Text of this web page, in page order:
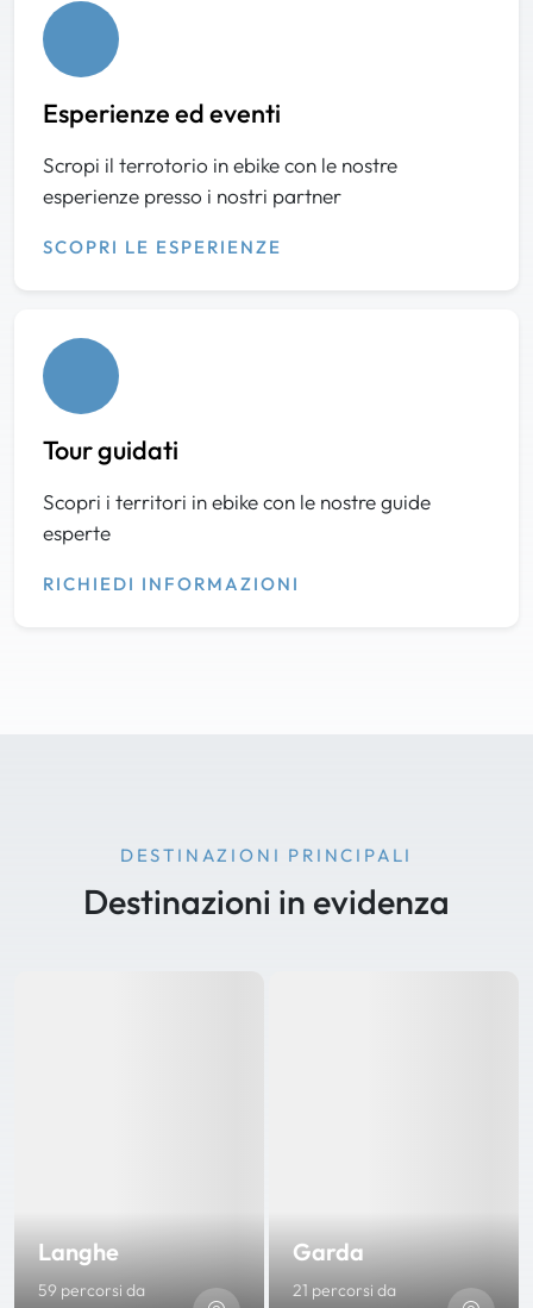
Esperienze ed eventi
Scropi il terrotorio in ebike con le nostre
esperienze presso i nostri partner
SCOPRI LE ESPERIENZE
Tour guidati
Scopri i territori in ebike con le nostre guide
esperte
RICHIEDI INFORMAZIONI
DESTINAZIONI PRINCIPALI
Destinazioni in evidenza
Langhe
59 percorsi da
Garda
21 percorsi da